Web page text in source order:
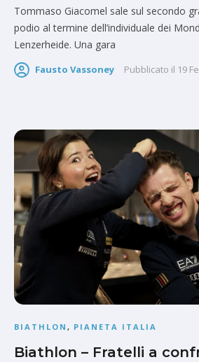
Tommaso Giacomel sale sul secondo
podio al termine dell’individuale dei
Lenzerheide. Una gara
Fausto Vassoney Pubblicato il 19
BIATHLON , PIANETA ITALIA
Biathlon – Fratelli a